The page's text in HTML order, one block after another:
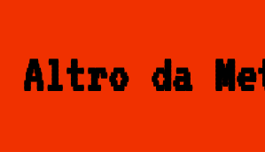
Altro da